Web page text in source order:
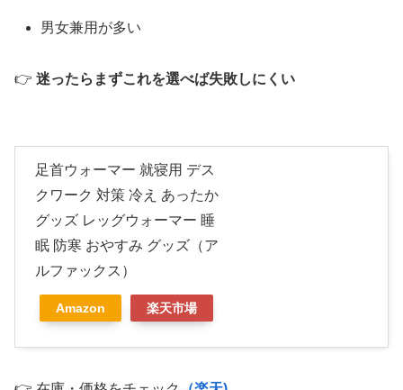
男女兼用が多い
👉 迷ったらまずこれを選べば失敗しにくい
足首ウォーマー 就寝用 デス
クワーク 対策 冷え あったか
グッズ レッグウォーマー 睡
眠 防寒 おやすみ グッズ（ア
ルファックス）
Amazon 楽天市場